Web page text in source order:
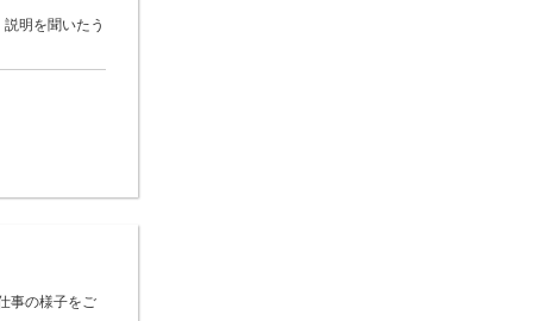
明を聞いたう
事の様子をご